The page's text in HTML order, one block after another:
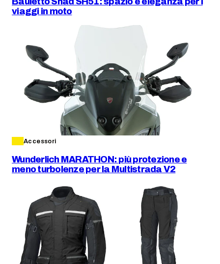
viaggi in moto
Accessori
Wunderlich MARATHON: più protezione e
meno turbolenze per la Multistrada V2